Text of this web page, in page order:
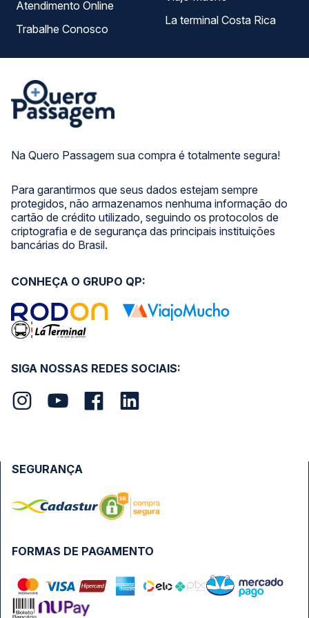
Na Quero Passagem sua compra é totalmente segura!
Para garantirmos que seus dados estejam sempre
protegidos, não armazenamos nenhuma informação do
cartão de crédito utilizado, seguindo os protocolos de
criptografia e de segurança das principais instituições
bancárias do Brasil.
Atendimento Online
Trabalhe Conosco
La terminal Costa Rica
SIGA NOSSAS REDES SOCIAIS:
CONHEÇA O GRUPO QP:
FORMAS DE PAGAMENTO
SEGURANÇA